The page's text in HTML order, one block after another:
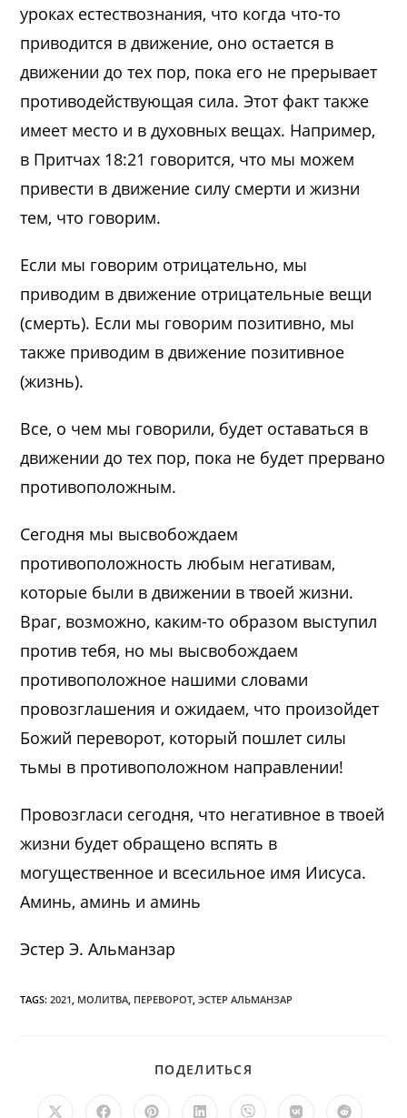
уроках естествознания, что когда что-то
приводится в движение, оно остается в
движении до тех пор, пока его не прерывает
противодействующая сила. Этот факт также
имеет место и в духовных вещах. Например,
в Притчах 18:21 говорится, что мы можем
привести в движение силу смерти и жизни
тем, что говорим.
Если мы говорим отрицательно, мы
приводим в движение отрицательные вещи
(смерть). Если мы говорим позитивно, мы
также приводим в движение позитивное
(жизнь).
Все, о чем мы говорили, будет оставаться в
движении до тех пор, пока не будет прервано
противоположным.
Сегодня мы высвобождаем
противоположность любым негативам,
которые были в движении в твоей жизни.
Враг, возможно, каким-то образом выступил
против тебя, но мы высвобождаем
противоположное нашими словами
провозглашения и ожидаем, что произойдет
Божий переворот, который пошлет силы
тьмы в противоположном направлении!
Провозгласи сегодня, что негативное в твоей
жизни будет обращено вспять в
могущественное и всесильное имя Иисуса.
Аминь, аминь и аминь
Эстер Э. Альманзар
TAGS:2021 МОЛИТВА ПЕРЕВОРОТ ЭСТЕР АЛЬМАНЗАР
ПОДЕЛИТЬСЯ